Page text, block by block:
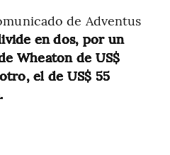
de Adventus
en dos, por un
Wheaton de US$
el de US$ 55